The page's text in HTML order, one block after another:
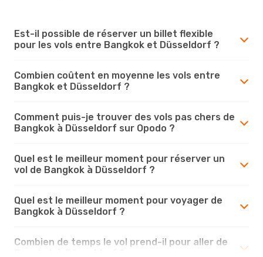
Est-il possible de réserver un billet flexible
pour les vols entre Bangkok et Düsseldorf ?
Combien coûtent en moyenne les vols entre
Bangkok et Düsseldorf ?
Comment puis-je trouver des vols pas chers de
Bangkok à Düsseldorf sur Opodo ?
Quel est le meilleur moment pour réserver un
vol de Bangkok à Düsseldorf ?
Quel est le meilleur moment pour voyager de
Bangkok à Düsseldorf ?
Combien de temps le vol prend-il pour aller de